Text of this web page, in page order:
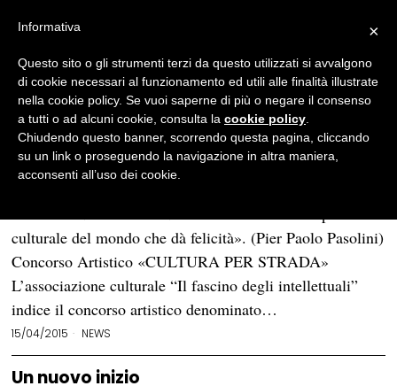
BROWSE TAG
il fascino degli intellettuali
Page 3
Bando concorso artistico “Cultura per
culturale del mondo che dà felicità». (Pier Paolo Pasolini)
Concorso Artistico «CULTURA PER STRADA»
L’associazione culturale “Il fascino degli intellettuali”
indice il concorso artistico denominato…
15/04/2015 NEWS
Un nuovo inizio
×
Informativa
Questo sito o gli strumenti terzi da questo utilizzati si avvalgono
di cookie necessari al funzionamento ed utili alle finalità illustrate
nella cookie policy. Se vuoi saperne di più o negare il consenso
a tutti o ad alcuni cookie, consulta la cookie policy
Chiudendo questo banner, scorrendo questa pagina, cliccando
su un link o proseguendo la navigazione in altra maniera,
acconsenti all’uso dei cookie.